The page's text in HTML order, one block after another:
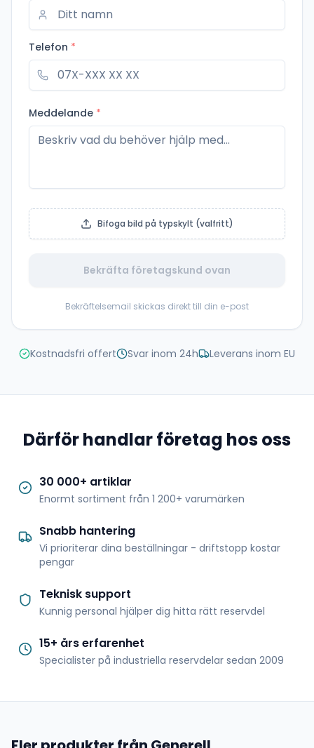
Telefon *
Meddelande *
Bifoga bild på typskylt (valfritt)
Bekräfta företagskund ovan
Bekräftelsemail skickas direkt till din e-post
Kostnadsfri offert Svar inom 24h Leverans inom EU
Därför handlar företag hos oss
30 000+ artiklar
Enormt sortiment från 1 200+ varumärken
Snabb hantering
Vi prioriterar dina beställningar - driftstopp kostar
pengar
Teknisk support
Kunnig personal hjälper dig hitta rätt reservdel
15+ års erfarenhet
Specialister på industriella reservdelar sedan 2009